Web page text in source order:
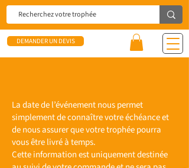
DEMANDER UN DEVIS
La date de l’événement nous permet
simplement de connaître votre échéance et
de nous assurer que votre trophée pourra
vous être livré à temps.
Cette information est uniquement destinée